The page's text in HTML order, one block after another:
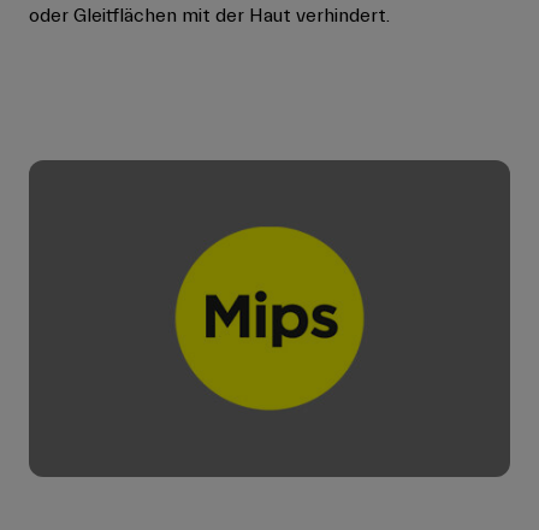
oder Gleitflächen mit der Haut verhindert.